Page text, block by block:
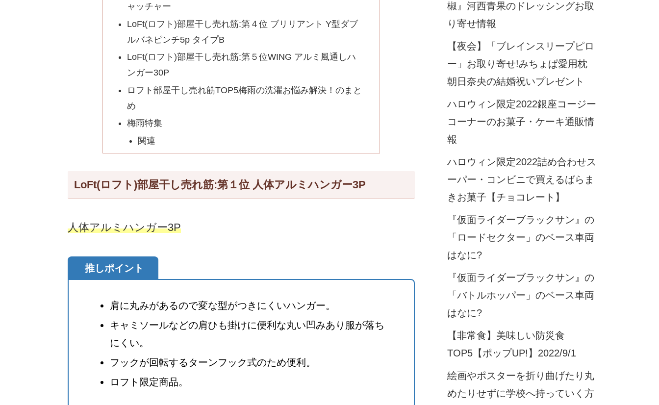
ャッチャー
LoFt(ロフト)部屋干し売れ筋:第４位 ブリリアント Y型ダブ
ルバネピンチ5p タイプB
LoFt(ロフト)部屋干し売れ筋:第５位WING アルミ風通しハ
ンガー30P
ロフト部屋干し売れ筋TOP5梅雨の洗濯お悩み解決！のまと
め
梅雨特集
関連
LoFt(ロフト)部屋干し売れ筋:第１位 人体アルミハンガー3P
人体アルミハンガー3P
推しポイント
肩に丸みがあるので変な型がつきにくいハンガー。
キャミソールなどの肩ひも掛けに便利な丸い凹みあり服が落ち
にくい。
フックが回転するターンフック式のため便利。
ロフト限定商品。
椒』河西青果のドレッシングお取
り寄せ情報
【夜会】「ブレインスリープピロ
ー」お取り寄せ!みちょぱ愛用枕
朝日奈央の結婚祝いプレゼント
ハロウィン限定2022銀座コージー
コーナーのお菓子・ケーキ通販情
報
ハロウィン限定2022詰め合わせス
ーパー・コンビニで買えるばらま
きお菓子【チョコレート】
『仮面ライダーブラックサン』の
「ロードセクター」のベース車両
はなに?
『仮面ライダーブラックサン』の
「バトルホッパー」のベース車両
はなに?
【非常食】美味しい防災食
TOP5【ポップUP!】2022/9/1
絵画やポスターを折り曲げたり丸
めたりせずに学校へ持っていく方